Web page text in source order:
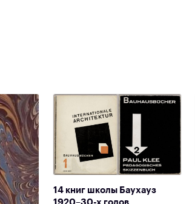
14 книг школы Баухауз